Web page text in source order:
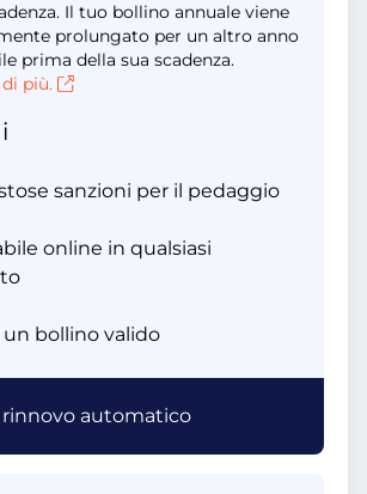
Il tuo bollino annuale viene
prolungato per un altro anno
prima della sua scadenza.
più.
sanzioni per il pedaggio
online in qualsiasi
bollino valido
automatico